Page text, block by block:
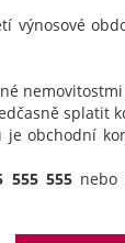
výnosové
nemovitostmi
splatit
obchodní
555 555nebo